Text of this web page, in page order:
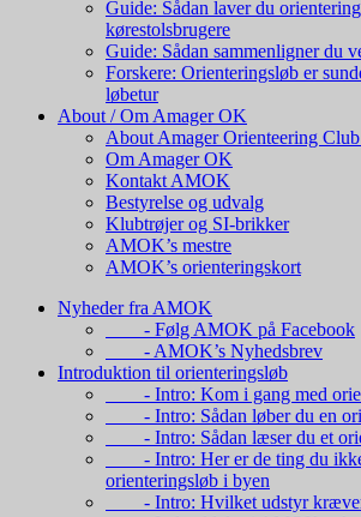
Guide: Sådan laver du
kørestolsbrugere
Guide: Sådan sammenligner du
Forskere: Orienteringsløb er
løbetur
About / Om Amager OK
About Amager Orienteering
Om Amager OK
Kontakt AMOK
Bestyrelse og udvalg
Klubtrøjer og SI-brikker
AMOK’s mestre
AMOK’s orienteringskort
Nyheder fra AMOK
- Følg AMOK på Facebook
- AMOK’s Nyhedsbrev
Introduktion til orienteringsløb
- Intro: Kom i gang med
- Intro: Sådan løber du en
- Intro: Sådan læser du et
- Intro: Her er de ting du ikke
orienteringsløb i byen
- Intro: Hvilket udstyr kræver